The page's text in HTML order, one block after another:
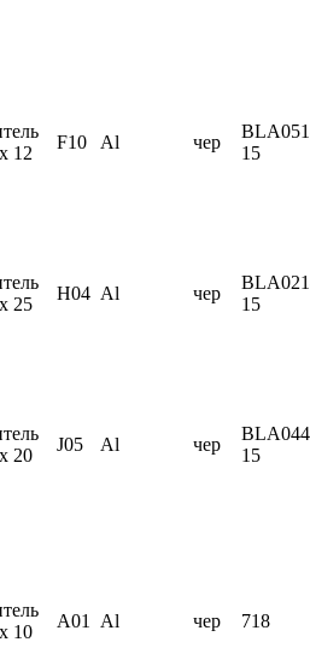
12
F10 Al чер
15
25
H04 Al чер
15
20
J05 Al чер
15
10
A01 Al чер 718